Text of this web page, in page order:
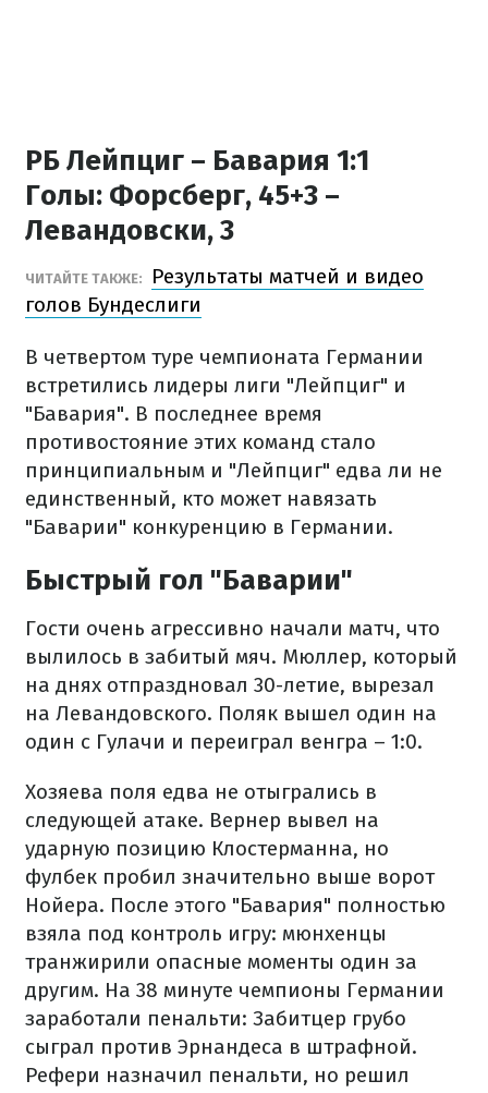
РБ Лейпциг – Бавария 1:1
Голы: Форсберг, 45+3 –
Левандовски, 3
ЧИТАЙТЕ ТАКЖЕ:
Результаты матчей и видео
голов Бундеслиги
В четвертом туре чемпионата Германии
встретились лидеры лиги "Лейпциг" и
"Бавария". В последнее время
противостояние этих команд стало
принципиальным и "Лейпциг" едва ли не
единственный, кто может навязать
"Баварии" конкуренцию в Германии.
Быстрый гол "Баварии"
Гости очень агрессивно начали матч, что
вылилось в забитый мяч. Мюллер, который
на днях отпраздновал 30-летие, вырезал
на Левандовского. Поляк вышел один на
один с Гулачи и переиграл венгра – 1:0.
Хозяева поля едва не отыгрались в
следующей атаке. Вернер вывел на
ударную позицию Клостерманна, но
фулбек пробил значительно выше ворот
Нойера. После этого "Бавария" полностью
взяла под контроль игру: мюнхенцы
транжирили опасные моменты один за
другим. На 38 минуте чемпионы Германии
заработали пенальти: Забитцер грубо
сыграл против Эрнандеса в штрафной.
Рефери назначил пенальти, но решил